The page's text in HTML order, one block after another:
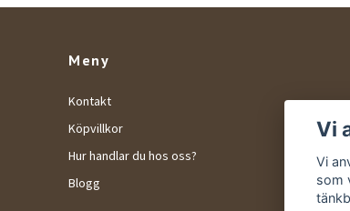
Meny
Kontakt
Köpvillkor
Hur handlar du hos oss?
Blogg
Vi
Vi
som